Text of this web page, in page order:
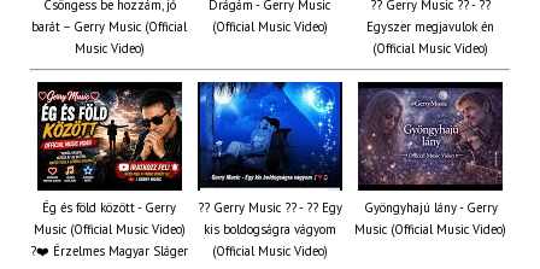
Csöngess be hozzám, jó
barát – Gerry Music (Official
Music Video)
Drágám - Gerry Music
(Official Music Video)
?? Gerry Music ?? - ??
Egyszer megjavulok én
(Official Music Video)
Ég és föld között - Gerry
Music (Official Music Video)
?❤️ Érzelmes Magyar Sláger
?? Gerry Music ?? - ?? Egy
kis boldogságra vágyom
(Official Music Video)
Gyöngyhajú lány - Gerry
Music (Official Music Video)